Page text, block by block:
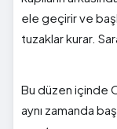
ele geçirir ve
tuzaklar kurar.
Bu düzen içinde
aynı zamanda